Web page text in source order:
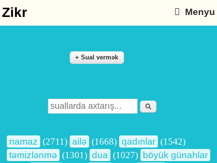
Zikr Menyu
Search form
Axtarış
namaz (2711) ailə (1668) qadınlar (1542)
təmizlənmə (1301) dua (1027)
böyük günahlar